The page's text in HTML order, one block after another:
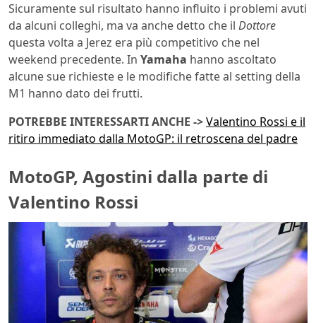
Sicuramente sul risultato hanno influito i problemi avuti
da alcuni colleghi, ma va anche detto che il Dottore
questa volta a Jerez era più competitivo che nel
weekend precedente. In Yamaha hanno ascoltato
alcune sue richieste e le modifiche fatte al setting della
M1 hanno dato dei frutti.
POTREBBE INTERESSARTI ANCHE ->Valentino Rossi e il
ritiro immediato dalla MotoGP: il retroscena del padre
MotoGP, Agostini dalla parte di
Valentino Rossi